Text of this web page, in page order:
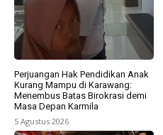
Perjuangan Hak Pendidikan Anak
Kurang Mampu di Karawang:
Menembus Batas Birokrasi demi
Masa Depan Karmila
5 Agustus 2026